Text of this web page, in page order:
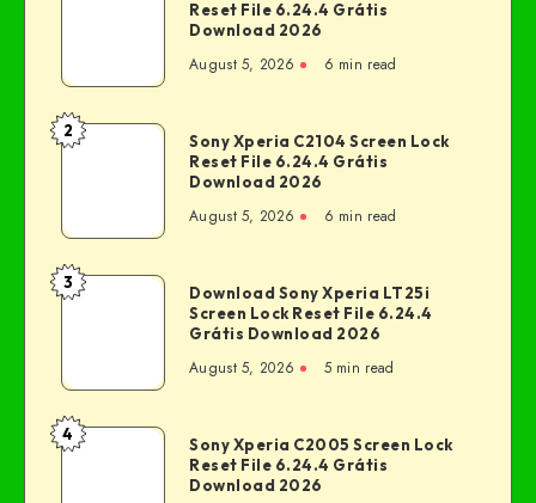
Reset File 6.24.4 Grátis
Download 2026
August 5, 2026 6 min read
2
Sony Xperia C2104 Screen Lock
Reset File 6.24.4 Grátis
Download 2026
August 5, 2026 6 min read
3
Download Sony Xperia LT25i
Screen Lock Reset File 6.24.4
Grátis Download 2026
August 5, 2026 5 min read
4
Sony Xperia C2005 Screen Lock
Reset File 6.24.4 Grátis
Download 2026